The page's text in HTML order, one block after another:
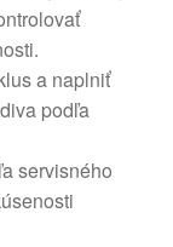
a naplniť
podľa
servisného